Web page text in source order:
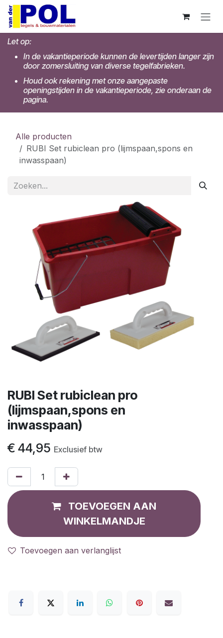
Overslaan naar inhoud
Let op:
In de vakantieperiode kunnen de levertijden langer zijn
door zomersluiting van diverse tegelfabrieken.
Houd ook rekening met onze aangepaste
openingstijden in de vakantieperiode, zie onderaan de
pagina.
Alle producten
RUBI Set rubiclean pro (lijmspaan,spons en
inwasspaan)
RUBI Set rubiclean pro
(lijmspaan,spons en
inwasspaan)
€ 44,95 Exclusief btw
TOEVOEGEN AAN
WINKELMANDJE
Toevoegen aan verlanglijst